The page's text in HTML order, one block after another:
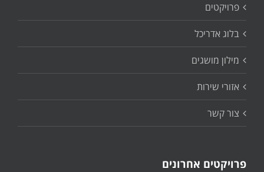
פרויקטים
בלוג אדריכל
מילון מושגים
אזורי שירות
צור קשר
פרויקטים אחרונים